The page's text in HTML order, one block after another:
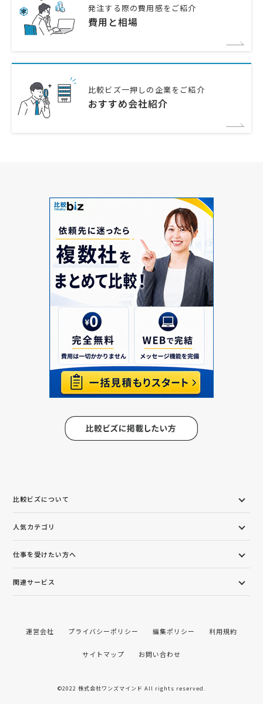
発注する際の費用感をご紹介
費用と相場
比較ビズ一押しの企業をご紹介
おすすめ会社紹介
比較ビズについて
人気カテゴリ
仕事を受けたい方へ
関連サービス
運営会社 プライバシーポリシー 編集ポリシー 利用規約
サイトマップ お問い合わせ
©2022 株式会社ワンズマインド All rights reserved.